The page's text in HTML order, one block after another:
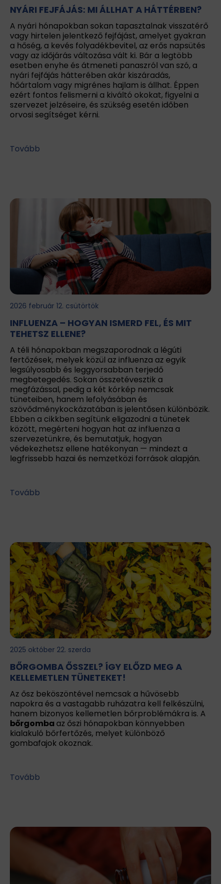
NYÁRI FEJFÁJÁS: MI ÁLLHAT A HÁTTÉRBEN?
A nyári hónapokban sokan tapasztalnak visszatérő
vagy hirtelen jelentkező fejfájást, amelyet gyakran
a hőség, a kevés folyadékbevitel, az erős napsütés
vagy az időjárás változása vált ki. Bár a legtöbb
esetben enyhe és átmeneti panaszról van szó, a
nyári fejfájás hátterében akár kiszáradás,
hőártalom vagy migrénes hajlam is állhat. Éppen
ezért fontos felismerni a kiváltó okokat, figyelni a
szervezet jelzéseire, és szükség esetén időben
orvosi segítséget kérni.
Tovább
2026 február 12. csütörtök
INFLUENZA – HOGYAN ISMERD FEL, ÉS MIT
TEHETSZ ELLENE?
A téli hónapokban megszaporodnak a légúti
fertőzések, melyek közül az influenza az egyik
legsúlyosabb és leggyorsabban terjedő
megbetegedés. Sokan összetévesztik a
megfázással, pedig a két kórkép nemcsak
tüneteiben, hanem lefolyásában és
szövődménykockázatában is jelentősen különbözik.
Ebben a cikkben segítünk eligazodni a tünetek
között, megérteni hogyan hat az influenza a
szervezetünkre, és bemutatjuk, hogyan
védekezhetsz ellene hatékonyan — mindezt a
legfrissebb hazai és nemzetközi források alapján.
Tovább
2025 október 22. szerda
BŐRGOMBA ŐSSZEL? ÍGY ELŐZD MEG A
KELLEMETLEN TÜNETEKET!
Az ősz beköszöntével nemcsak a hűvösebb
napokra és a vastagabb ruházatra kell felkészülni,
hanem bizonyos kellemetlen bőrproblémákra is. A
bőrgomba az őszi hónapokban könnyebben
kialakuló bőrfertőzés, melyet különböző
gombafajok okoznak.
Tovább